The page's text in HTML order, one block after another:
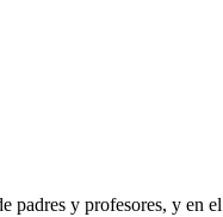
padres y profesores, y en